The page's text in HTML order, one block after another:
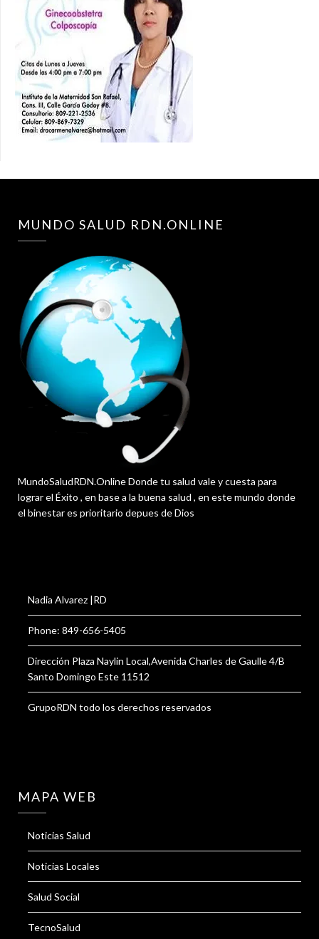
MUNDO SALUD RDN.ONLINE
MundoSaludRDN.Online Donde tu salud vale y cuesta para
lograr el Éxito , en base a la buena salud , en este mundo donde
el binestar es prioritario depues de Dios
Nadia Alvarez |RD
Phone: 849-656-5405
Dirección Plaza Naylin Local,Avenida Charles de Gaulle 4/B
Santo Domingo Este 11512
GrupoRDN todo los derechos reservados
MAPA WEB
Noticias Salud
Noticias Locales
Salud Social
TecnoSalud